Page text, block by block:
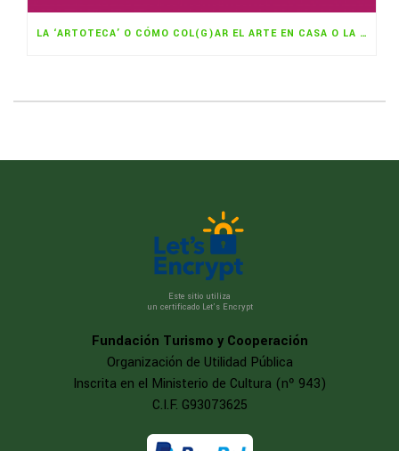
LA ‘ARTOTECA’ O CÓMO COL(G)AR EL ARTE EN CASA O LA OFICINA
Este sitio utiliza
un certificado Let’s Encrypt
Fundación Turismo y Cooperación
Organización de Utilidad Pública
Inscrita en el Ministerio de Cultura (nº 943)
C.I.F. G93073625